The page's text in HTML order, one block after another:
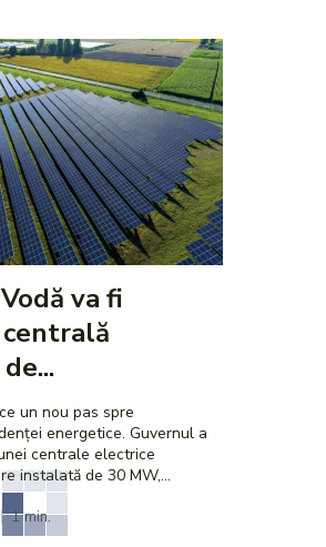
va fi
un nou pas spre
energetice. Guvernul a
centrale electrice
instalată de 30 MW,...
1 min.